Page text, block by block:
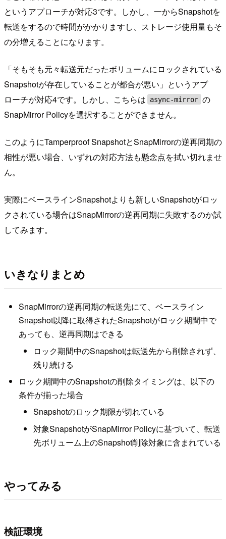
というアプローチが対応3です。しかし、一からSnapshotを
転送をするので時間がかかりますし、ストレージ使用量もそ
の分増えることになります。
「そもそも元々転送元だったボリュームにロックされている
Snapshotが存在していることが都合が悪い」というアプ
ローチが対応4です。しかし、こちらは
async-mirror の
SnapMirror Policyを選択することができません。
このようにTamperproof SnapshotとSnapMirrorの逆再同期の
相性が悪い場合、いずれの対応方法も懸念点を拭い切れませ
ん。
実際にベースラインSnapshotよりも新しいSnapshotがロッ
クされている場合はSnapMirrorの逆再同期に失敗するのか試
してみます。
いきなりまとめ
SnapMirrorの逆再同期の転送先にて、ベースライン
Snapshot以降に取得されたSnapshotがロック期間中で
あっても、逆再同期はできる
ロック期間中のSnapshotは転送先から削除されず、
残り続ける
ロック期間中のSnapshotの削除タイミングは、以下の
条件が揃った場合
Snapshotのロック期限が切れている
対象SnapshotがSnapMirror Policyに基づいて、転送
先ボリューム上のSnapshot削除対象に含まれている
やってみる
検証環境